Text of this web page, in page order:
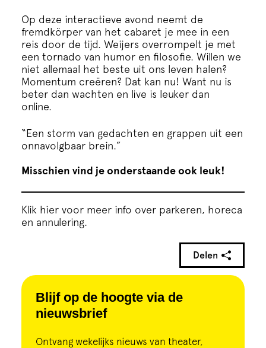
Over ons
Contact
Steun ons
Blijf op de hoogte via de
nieuwsbrief
Ontvang wekelijks nieuws van theater,
Op deze interactieve avond neemt de
fremdkörper van het cabaret je mee in een
reis door de tijd. Weijers overrompelt je met
een tornado van humor en filosofie. Willen we
niet allemaal het beste uit ons leven halen?
Momentum creëren? Dat kan nu! Want nu is
beter dan wachten en live is leuker dan
online.
“Een storm van gedachten en grappen uit een
onnavolgbaar brein.”
Misschien vind je onderstaande ook leuk!
Klik hier voor meer info over parkeren, horeca
en annulering.
Delen